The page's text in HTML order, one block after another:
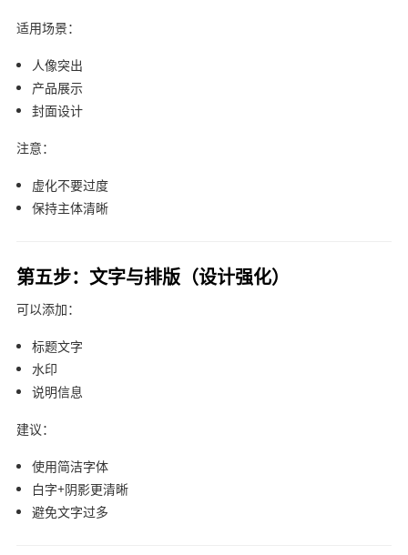
适用场景：
人像突出
产品展示
封面设计
注意：
虚化不要过度
保持主体清晰
第五步：文字与排版（设计强化）
可以添加：
标题文字
水印
说明信息
建议：
使用简洁字体
白字+阴影更清晰
避免文字过多